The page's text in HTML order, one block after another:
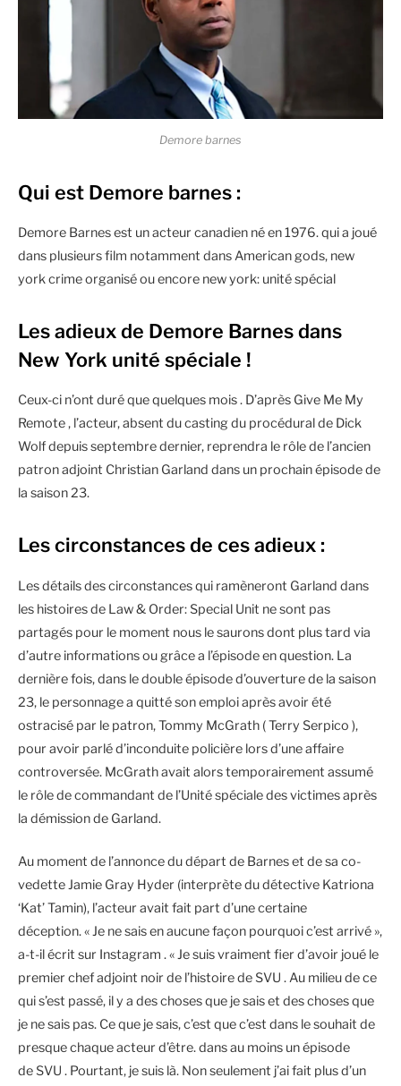
Demore barnes
Qui est Demore barnes :
Demore Barnes est un acteur canadien né en 1976. qui a joué
dans plusieurs film notamment dans American gods, new
york crime organisé ou encore new york: unité spécial
Les adieux de Demore Barnes dans
New York unité spéciale !
Ceux-ci n’ont duré que quelques mois . D’après Give Me My
Remote , l’acteur, absent du casting du procédural de Dick
Wolf depuis septembre dernier, reprendra le rôle de l’ancien
patron adjoint Christian Garland dans un prochain épisode de
la saison 23.
Les circonstances de ces adieux :
Les détails des circonstances qui ramèneront Garland dans
les histoires de Law & Order: Special Unit ne sont pas
partagés pour le moment nous le saurons dont plus tard via
d’autre informations ou grâce a l’épisode en question. La
dernière fois, dans le double épisode d’ouverture de la saison
23, le personnage a quitté son emploi après avoir été
ostracisé par le patron, Tommy McGrath ( Terry Serpico ),
pour avoir parlé d’inconduite policière lors d’une affaire
controversée. McGrath avait alors temporairement assumé
le rôle de commandant de l’Unité spéciale des victimes après
la démission de Garland.
Au moment de l’annonce du départ de Barnes et de sa co-
vedette Jamie Gray Hyder (interprète du détective Katriona
‘Kat’ Tamin), l’acteur avait fait part d’une certaine
déception. « Je ne sais en aucune façon pourquoi c’est arrivé »,
a-t-il écrit sur Instagram . « Je suis vraiment fier d’avoir joué le
premier chef adjoint noir de l’histoire de SVU . Au milieu de ce
qui s’est passé, il y a des choses que je sais et des choses que
je ne sais pas. Ce que je sais, c’est que c’est dans le souhait de
presque chaque acteur d’être. dans au moins un épisode
de SVU . Pourtant, je suis là. Non seulement j’ai fait plus d’un